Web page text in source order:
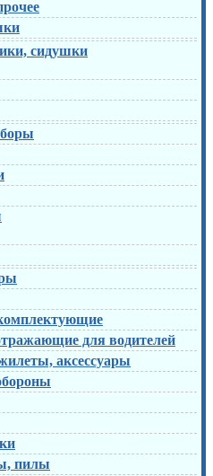
сидушки
для водителей
аксессуары
пилы